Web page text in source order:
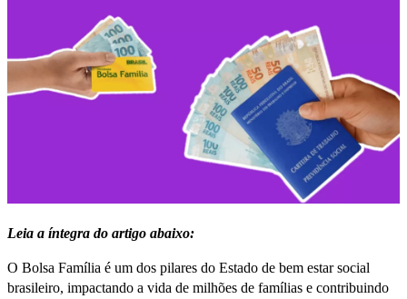
Leia a íntegra do artigo abaixo:
O Bolsa Família é um dos pilares do Estado de bem estar social
brasileiro, impactando a vida de milhões de famílias e contribuindo